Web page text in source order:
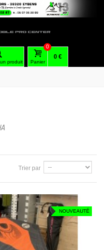
produit Panier
0
0 €
Trier par
NOUVEAUTÉ